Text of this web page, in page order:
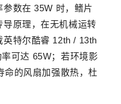
数在 35W 时，鳍片
原理，在无机械运转
英特尔酷睿 12th / 13th
可达 65W；若环境影
命的风扇加强散热，杜